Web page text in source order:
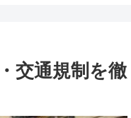
交通規制を徹